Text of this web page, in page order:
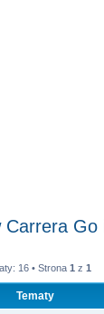
Go
16 • Strona 1 z 1
Tematy